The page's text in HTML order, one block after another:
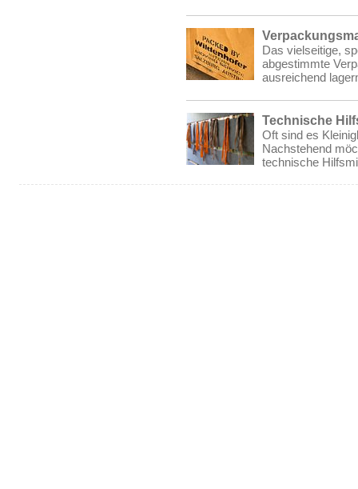
Das vielseitige,
abgestimmte
ausreichend
Technische
Oft sind es
Nachstehend
technische